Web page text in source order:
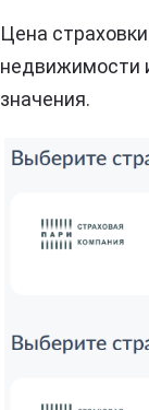
Цена
недвижимости
значения.